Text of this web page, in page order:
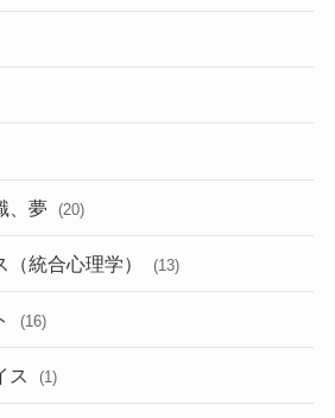
、夢 (20)
（統合心理学） (13)
(16)
ス (1)